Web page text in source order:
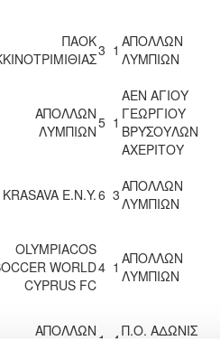
ΠΑΟΚ3 1 ΑΠΟΛΛΩΝ
ΛΥΜΠΙΩΝ
ΑΠΟΛΛΩΝ
ΛΥΜΠΙΩΝ5 1
ΑΕΝ ΑΓΙΟΥ
ΓΕΩΡΓΙΟΥ
ΒΡΥΣΟΥΛΩΝ
ΑΧΕΡΙΤΟΥ
KRASAVA Ε.Ν.Y.6 3ΑΠΟΛΛΩΝ
ΛΥΜΠΙΩΝ
OLYMPIACOS
WORLD
CYPRUS FC
4 1 ΑΠΟΛΛΩΝ
ΛΥΜΠΙΩΝ
ΑΠΟΛΛΩΝ 1 4 Π.Ο. ΑΔΩΝΙΣ